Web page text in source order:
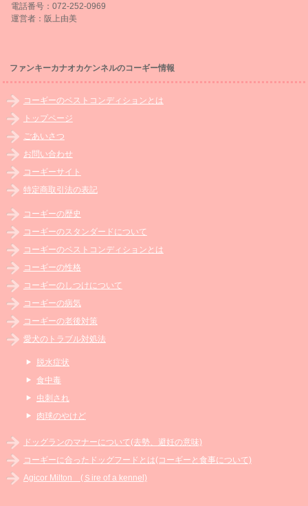
電話番号：072-252-0969
運営者：阪上由美
ファンキーカナオカケンネルのコーギー情報
コーギーのベストコンディションとは
トップページ
ごあいさつ
お問い合わせ
コーギーサイト
特定商取引法の表記
コーギーの歴史
コーギーのスタンダードについて
コーギーのベストコンディションとは
コーギーの性格
コーギーのしつけについて
コーギーの病気
コーギーの老後対策
愛犬のトラブル対処法
脱水症状
食中毒
虫刺され
肉球のやけど
ドッグランのマナーについて(去勢、避妊の意味)
コーギーに合ったドッグフードとは(コーギーと食事について)
Agicor Milton (Ｓire of a kennel)